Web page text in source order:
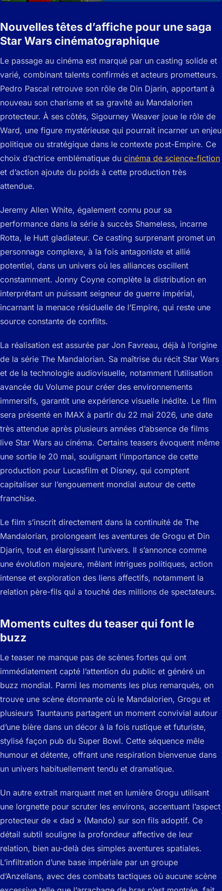
Nouvelles têtes d’affiche pour une saga
Star Wars cinématographique
Le passage au cinéma est marqué par un casting solide et
varié, combinant talents confirmés et acteurs prometteurs.
Pedro Pascal retrouve son rôle de Din Djarin, apportant à
nouveau son charisme et sa gravité au Mandalorien
protecteur. À ses côtés, Sigourney Weaver joue le rôle de
Ward, une figure mystérieuse qui pourrait incarner un enjeu
politique ou stratégique dans le contexte post-Empire. Ce
choix d’actrice emblématique du cinéma de science-fiction
et d’action ajoute du poids à cette production très
attendue.
Jeremy Allen White, également connu pour sa
performance dans la série à succès Shameless, incarne
Rotta, le Hutt gladiateur. Ce casting surprenant promet un
personnage complexe, à la fois antagoniste et allié
potentiel, dans un univers où les alliances oscillent
constamment. Jonny Coyne complète la distribution en
interprétant un puissant seigneur de guerre impérial,
incarnant la menace résiduelle de l’Empire, qui reste une
source constante de conflits.
La réalisation est assurée par Jon Favreau, déjà à l’origine
de la série The Mandalorian. Sa maîtrise du récit Star Wars
et de la technologie audiovisuelle, notamment l’utilisation
avancée du Volume pour créer des environnements
immersifs, garantit une expérience visuelle inédite. Le film
sera présenté en IMAX à partir du 22 mai 2026, une date
très attendue après plusieurs années d’absence de films
live Star Wars au cinéma. Certains teasers évoquent même
une sortie le 20 mai, soulignant l’importance de cette
production pour Lucasfilm et Disney, qui comptent
capitaliser sur l’engouement mondial autour de cette
franchise.
Le film s’inscrit directement dans la continuité de The
Mandalorian, prolongeant les aventures de Grogu et Din
Djarin, tout en élargissant l’univers. Il s’annonce comme
une évolution majeure, mêlant intrigues politiques, action
intense et exploration des liens affectifs, notamment la
relation père-fils qui a touché des millions de spectateurs.
Moments cultes du teaser qui font le
buzz
Le teaser ne manque pas de scènes fortes qui ont
immédiatement capté l’attention du public et généré un
buzz mondial. Parmi les moments les plus remarqués, on
trouve une scène étonnante où le Mandalorien, Grogu et
plusieurs Tauntauns partagent un moment convivial autour
d’une bière dans un décor à la fois rustique et futuriste,
stylisé façon pub du Super Bowl. Cette séquence mêle
humour et détente, offrant une respiration bienvenue dans
un univers habituellement tendu et dramatique.
Un autre extrait marquant met en lumière Grogu utilisant
une lorgnette pour scruter les environs, accentuant l’aspect
protecteur de « dad » (Mando) sur son fils adoptif. Ce
détail subtil souligne la profondeur affective de leur
relation, bien au-delà des simples aventures spatiales.
L’infiltration d’une base impériale par un groupe
d’Anzellans, avec des combats tactiques où aucune scène